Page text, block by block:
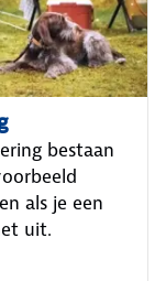
bestaan
als je een
uit.